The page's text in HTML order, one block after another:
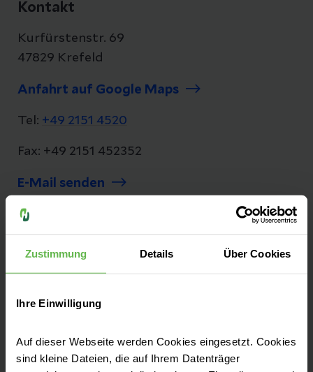
Zustimmung Details Über Cookies
Ihre Einwilligung
Auf dieser Webseite werden Cookies eingesetzt. Cookies
sind kleine Dateien, die auf Ihrem Datenträger
Kontakt
Kurfürstenstr. 69
47829 Krefeld
Anfahrt auf Google Maps
Tel: +49 2151 4520
Fax: +49 2151 452352
E-Mail senden
Seit 1380 kümmern wir uns mit viel
Einfühlungsvermögen, Herzblut,
Leidenschaft und neuesten medizinischen
Bürger der Region.